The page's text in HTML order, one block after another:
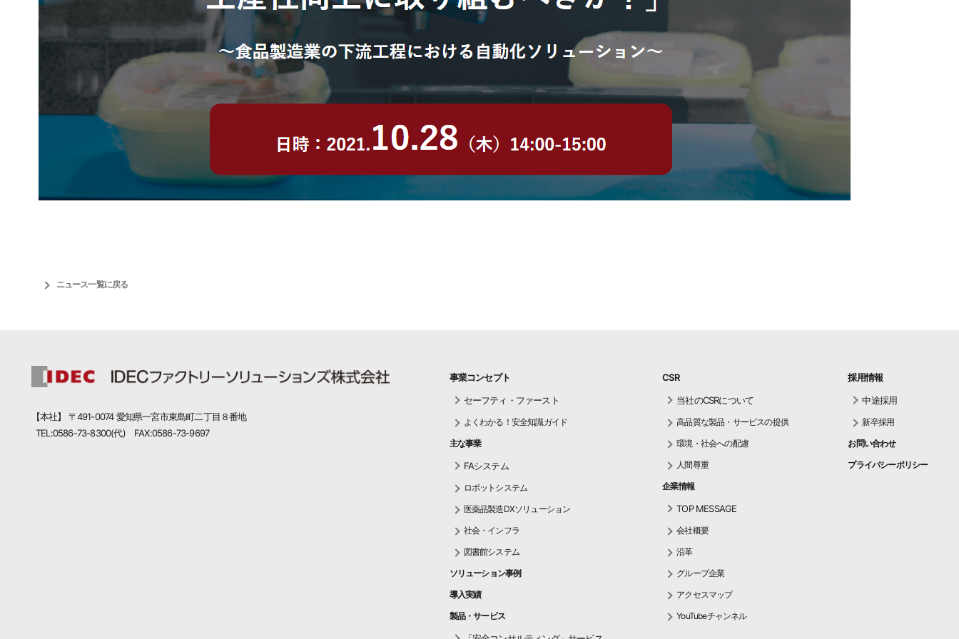
ニュース一覧に戻る
【本社】 〒491-0074 愛知県一宮市東島町二丁目８番地
TEL:0586-73-8300(代) FAX:0586-73-9697
事業コンセプト
セーフティ・ファースト
よくわかる！安全知識ガイド
主な事業
FAシステム
ロボットシステム
医薬品製造DXソリューション
社会・インフラ
図書館システム
ソリューション事例
導入実績
製品・サービス
CSR
当社のCSRについて
高品質な製品・サービスの提供
環境・社会への配慮
人間尊重
企業情報
TOP MESSAGE
会社概要
沿革
グループ企業
アクセスマップ
YouTubeチャンネル
採用情報
中途採用
新卒採用
お問い合わせ
プライバシーポリシー